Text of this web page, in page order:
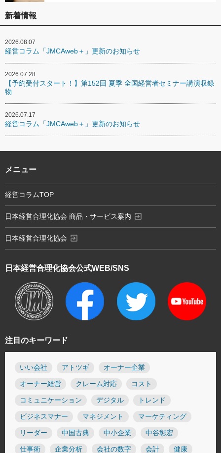
新着情報
2026.08.07
経営コラム「JMCAweb＋」更新のお知らせ
2026.07.28
【予約受付スタート！】第152回 夏季 全国経営者セミナー講演収録
物
2026.07.17
経営コラム「JMCAweb＋」更新のお知らせ
注目のキーワード
いい会社 アトツギ オーナー企業
オーナー経営 クレーム対応 コスト
コミュニケーション デジタル トレンド
ビジネスマナー マネジメント マーケティング
リーダー 中国古典 中小企業 中谷彰宏
仕事術 企業分析 会社の数字 会計 健康
日本経営合理化協会公式WEB/SNS
メニュー
経営コラムTOP
日本経営合理化協会 商品・サービス案内 exit_to_app
日本経営合理化協会 exit_to_app